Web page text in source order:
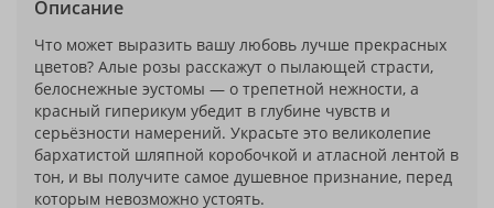
Описание
Что может выразить вашу любовь лучше прекрасных
цветов? Алые розы расскажут о пылающей страсти,
белоснежные эустомы — о трепетной нежности, а
красный гиперикум убедит в глубине чувств и
серьёзности намерений. Украсьте это великолепие
бархатистой шляпной коробочкой и атласной лентой в
тон, и вы получите самое душевное признание, перед
которым невозможно устоять.